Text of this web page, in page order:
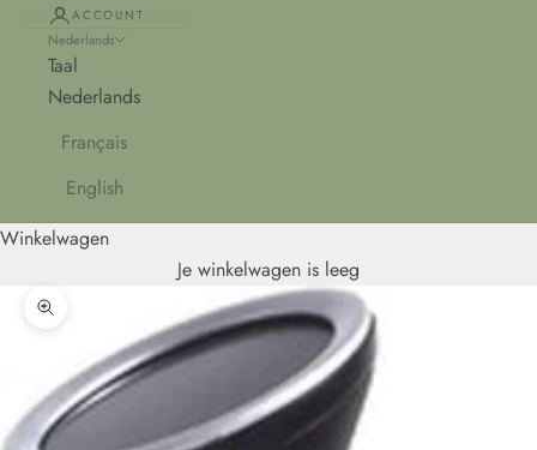
ACCOUNT
Nederlands
Taal
Nederlands
Français
English
Winkelwagen
Je winkelwagen is leeg
In-/uitzoomen